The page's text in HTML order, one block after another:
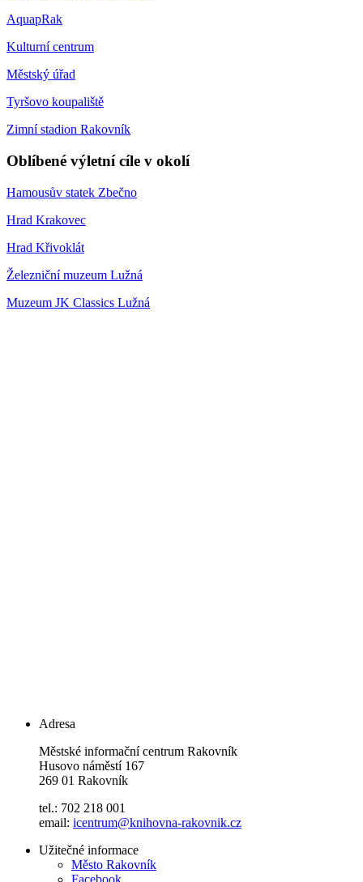
AquapRak
Kulturní centrum
Městský úřad
Tyršovo koupaliště
Zimní stadion Rakovník
Oblíbené výletní cíle v okolí
Hamousův statek Zbečno
Hrad Krakovec
Hrad Křivoklát
Železniční muzeum Lužná
Muzeum JK Classics Lužná
Adresa
Městské informační centrum Rakovník
Husovo náměstí 167
269 01 Rakovník
tel.: 702 218 001
email: icentrum@knihovna-rakovnik.cz
Užitečné informace
Město Rakovník
Facebook